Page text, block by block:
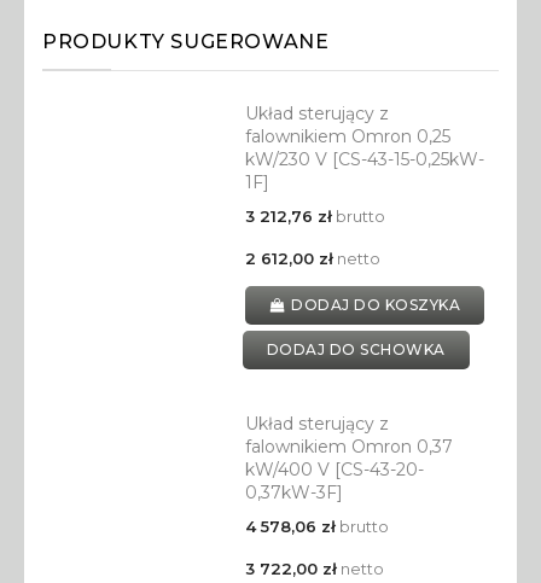
PRODUKTY SUGEROWANE
Układ sterujący z
falownikiem Omron 0,25
kW/230 V [CS-43-15-0,25kW-
1F]
3 212,76 złbrutto
2 612,00 złnetto
DODAJ DO KOSZYKA
DODAJ DO SCHOWKA
Układ sterujący z
falownikiem Omron 0,37
kW/400 V [CS-43-20-
0,37kW-3F]
4 578,06 złbrutto
3 722,00 złnetto